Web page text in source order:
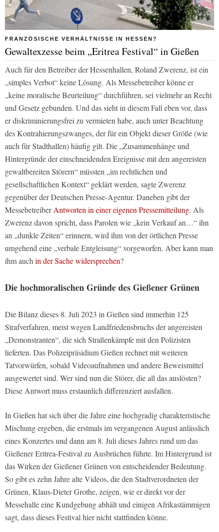
FRANZÖSISCHE VERHÄLTNISSE IN HESSEN?
Gewaltexzesse beim „Eritrea Festival“ in Gießen
Auch für den Betreiber der Hessenhallen, Roland Zwerenz, ist ein
„simples Verbot“ keine Lösung. Als Messebetreiber könne er
„keine moralische Beurteilung“ durchführen, sei vielmehr an Recht
und Gesetz gebunden. Und das sieht in diesem Fall eben vor, dass
er diskriminierungsfrei zu vermieten habe, auch unter Beachtung
des Kontrahierungszwanges, der für ein Objekt dieser Größe (wie
auch für Stadthallen) häufig gilt. Die „Zusammenhänge und
Hintergründe der einschneidenden Ereignisse mit den angereisten
gewaltbereiten Störern“ müssten „im rechtlichen und
gesellschaftlichen Kontext“ geklärt werden, sagte Zwerenz
gegenüber derDeutschen Presse-Agentur. Daneben gibt der
MessebetreiberAntworten in einer eigenen Pressemitteilung. Als
Zwerenz davon spricht, dass Parolen wie „kein Verkauf an…“ ihn
an „dunkle Zeiten“ erinnern, wird ihm von der örtlichen Presse
umgehend eine „verbale Entgleisung“ vorgeworfen. Aber kann man
ihm auchin der Sache widersprechen?
Die hochmoralischen Gründe des Gießener Grünen
Die Bilanz dieses 8. Juli 2023 in Gießen sind immerhin 125
Strafverfahren, meist wegen Landfriedensbruchs der angereisten
„Demonstranten“, die sich Straßenkämpfe mit den Polizisten
lieferten. Das Polizeipräsidium Gießen rechnet mit weiteren
Tatvorwürfen, sobald Videoaufnahmen und andere Beweismittel
ausgewertet sind. Wer sind nun die Störer, die all das auslösten?
Diese Antwort muss erstaunlich differenziert ausfallen.
In Gießen hat sich über die Jahre eine hochgradig charakteristische
Mischung ergeben, die erstmals im vergangenen August anlässlich
eines Konzertes und dann am 8. Juli dieses Jahres rund um das
Gießener Eritrea-Festival zu Ausbrüchen führte. Im Hintergrund ist
das Wirken der Gießener Grünen von entscheidender Bedeutung.
So gibt es zehn Jahre alte Videos, die den Stadtverordneten der
Grünen, Klaus-Dieter Grothe, zeigen, wie er direkt vor der
Messehalle eine Kundgebung abhält und einigen Afrikastämmigen
sagt, dass dieses Festival hier nicht stattfinden könne.